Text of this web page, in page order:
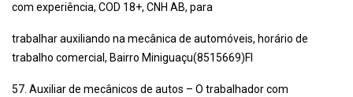
com experiência, COD 18+, CNH AB, para
trabalhar auxiliando na mecânica de automóveis, horário de
trabalho comercial, Bairro Miniguaçu(8515669)Fl
57. Auxiliar de mecânicos de autos – O trabalhador com